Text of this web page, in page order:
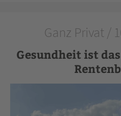
Ganz Privat /
Gesundheit ist